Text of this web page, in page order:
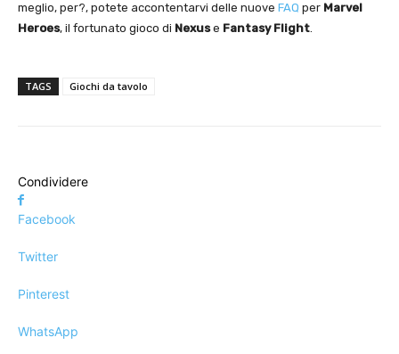
meglio, per?, potete accontentarvi delle nuove FAQ per Marvel
Heroes, il fortunato gioco di Nexuse Fantasy Flight.
TAGS Giochi da tavolo
Condividere
Facebook
Twitter
Pinterest
WhatsApp